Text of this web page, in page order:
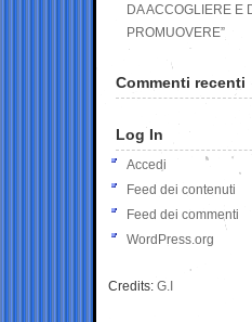
DA ACCOGLIERE E
PROMUOVERE”
Commenti recenti
Log In
Accedi
Feed dei contenuti
Feed dei commenti
WordPress.org
Credits: G.I